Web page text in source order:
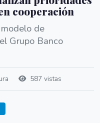
cooperación
de
Grupo Banco
587 vistas